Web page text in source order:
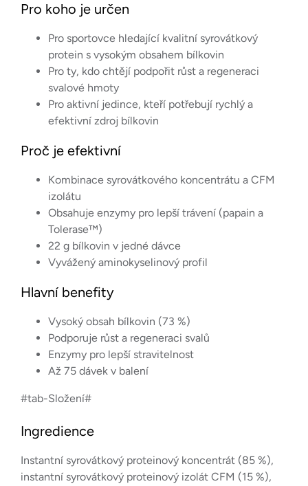
Pro koho je určen
Pro sportovce hledající kvalitní syrovátkový
protein s vysokým obsahem bílkovin
Pro ty, kdo chtějí podpořit růst a regeneraci
svalové hmoty
Pro aktivní jedince, kteří potřebují rychlý a
efektivní zdroj bílkovin
Proč je efektivní
Kombinace syrovátkového koncentrátu a CFM
izolátu
Obsahuje enzymy pro lepší trávení (papain a
Tolerase™)
22 g bílkovin v jedné dávce
Vyvážený aminokyselinový profil
Hlavní benefity
Vysoký obsah bílkovin (73 %)
Podporuje růst a regeneraci svalů
Enzymy pro lepší stravitelnost
Až 75 dávek v balení
#tab-Složení#
Ingredience
Instantní syrovátkový proteinový koncentrát (85 %),
instantní syrovátkový proteinový izolát CFM (15 %),